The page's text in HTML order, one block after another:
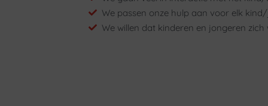
We passen onze hulp aan voor elk
We willen dat kinderen en jongeren zich